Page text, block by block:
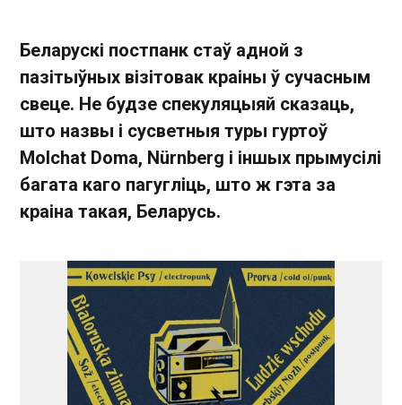
Беларускі постпанк стаў адной з
пазітыўных візітовак краіны ў сучасным
свеце. Не будзе спекуляцыяй сказаць,
што назвы і сусветныя туры гуртоў
Molchat Doma, Nürnberg і іншых прымусілі
багата каго пагугліць, што ж гэта за
краіна такая, Беларусь.